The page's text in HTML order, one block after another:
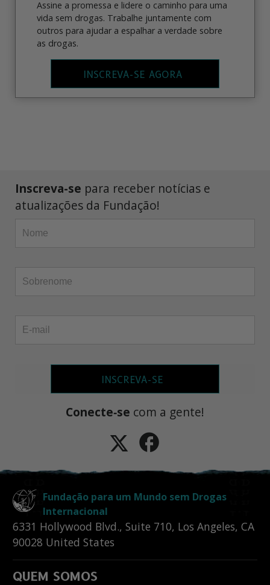
Assine a promessa e lidere o caminho para uma
vida sem drogas. Trabalhe juntamente com
outros para ajudar a espalhar a verdade sobre
as drogas.
INSCREVA-SE AGORA
Inscreva-se para receber notícias e
atualizações da Fundação!
INSCREVA-SE
Conecte‑se com a gente!
Fundação para um Mundo sem Drogas
Internacional
6331 Hollywood Blvd., Suite 710, Los Angeles, CA
90028 United States
QUEM SOMOS